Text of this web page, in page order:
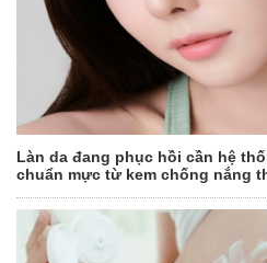
Làn da đang phục hồi cần hệ
chuẩn mực từ kem chống nắng